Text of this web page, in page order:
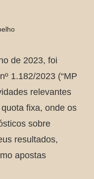
de 2023, foi
1.182/2023 (“MP
relevantes
fixa, onde os
sobre
resultados,
apostas